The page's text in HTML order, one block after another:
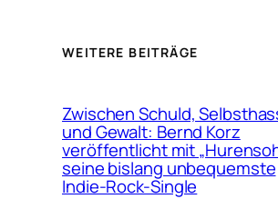
WEITERE BEITRÄGE
Zwischen Schuld,
und Gewalt: Bernd Korz
veröffentlicht mit
seine bislang unbequemste
Indie-Rock-Single